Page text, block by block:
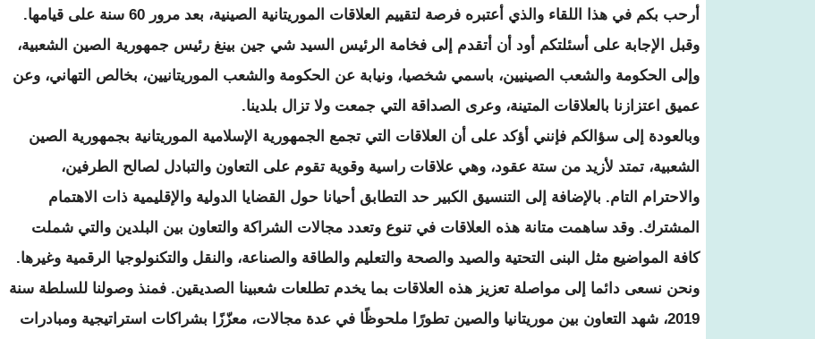
أرحب بكم في هذا اللقاء والذي أعتبره فرصة لتقييم العلاقات الموريتانية الصينية، بعد مرور 60 سنة على قيامها.
وقبل الإجابة على أسئلتكم أود أن أتقدم إلى فخامة الرئيس السيد شي جين بينغ رئيس جمهورية الصين الشعبية،
وإلى الحكومة والشعب الصينيين، باسمي شخصيا، ونيابة عن الحكومة والشعب الموريتانيين، بخالص التهاني، وعن
عميق اعتزازنا بالعلاقات المتينة، وعرى الصداقة التي جمعت ولا تزال بلدينا.
وبالعودة إلى سؤالكم فإنني أؤكد على أن العلاقات التي تجمع الجمهورية الإسلامية الموريتانية بجمهورية الصين
الشعبية، تمتد لأزيد من ستة عقود، وهي علاقات راسية وقوية تقوم على التعاون والتبادل لصالح الطرفين،
والاحترام التام. بالإضافة إلى التنسيق الكبير حد التطابق أحيانا حول القضايا الدولية والإقليمية ذات الاهتمام
المشترك. وقد ساهمت متانة هذه العلاقات في تنوع وتعدد مجالات الشراكة والتعاون بين البلدين والتي شملت
كافة المواضيع مثل البنى التحتية والصيد والصحة والتعليم والطاقة والصناعة، والنقل والتكنولوجيا الرقمية وغيرها.
ونحن نسعى دائما إلى مواصلة تعزيز هذه العلاقات بما يخدم تطلعات شعبينا الصديقين. فمنذ وصولنا للسلطة سنة
2019، شهد التعاون بين موريتانيا والصين تطورًا ملحوظًا في عدة مجالات، معزّزًا بشراكات استراتيجية ومبادرات